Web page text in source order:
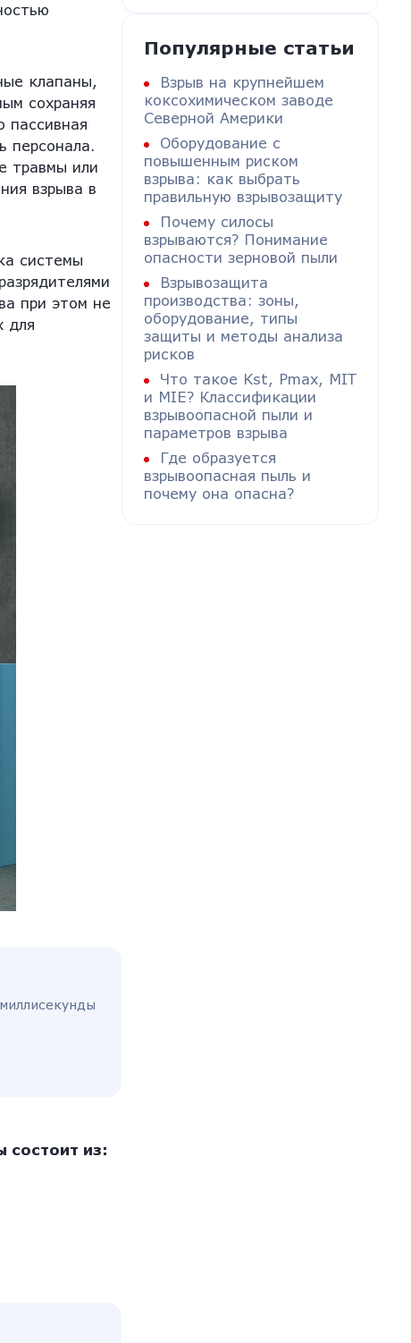
клапаны,
сохраняя
пассивная
персонала.
травмы или
взрыва в
системы
при этом не
для
состоит из:
Популярные статьи
Взрыв на крупнейшем
коксохимическом заводе
Северной Америки
Оборудование с
повышенным риском
взрыва: как выбрать
правильную взрывозащиту
Почему силосы
взрываются? Понимание
опасности зерновой пыли
Взрывозащита
производства: зоны,
оборудование, типы
защиты и методы анализа
рисков
Что такое Kst, Pmax, MIT
и MIE? Классификации
взрывоопасной пыли и
параметров взрыва
Где образуется
взрывоопасная пыль и
почему она опасна?